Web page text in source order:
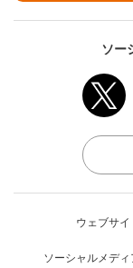
ソー
ウェブサ
ソーシャルメデ